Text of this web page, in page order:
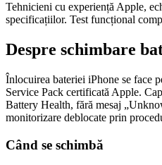
Tehnicieni cu experiență Apple,
specificațiilor. Test funcțional
Despre schimbare
Înlocuirea bateriei iPhone se face
Service Pack certificată Apple.
Battery Health, fără mesaj
monitorizare deblocate prin
Când se schimbă